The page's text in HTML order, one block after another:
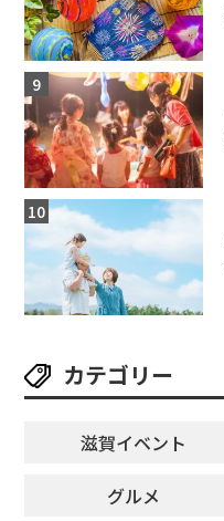
カテゴリー
滋賀イベント
グルメ